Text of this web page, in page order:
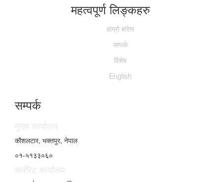
महत्वपूर्ण लिङ्कहरु
हाम्राे बारेमा
सम्पर्क
विशेष
English
सम्पर्क
मुख्य कार्यालय
कौशलटार, भक्तपुर, नेपाल
०१-५१३३०६०
कर्पाेरेट कार्यालय